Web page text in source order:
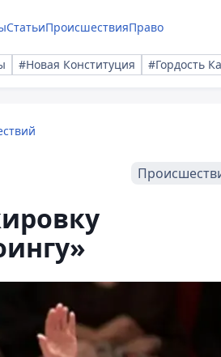
СтатьиПроисшествияПраво
#Новая Конституция #Гордость